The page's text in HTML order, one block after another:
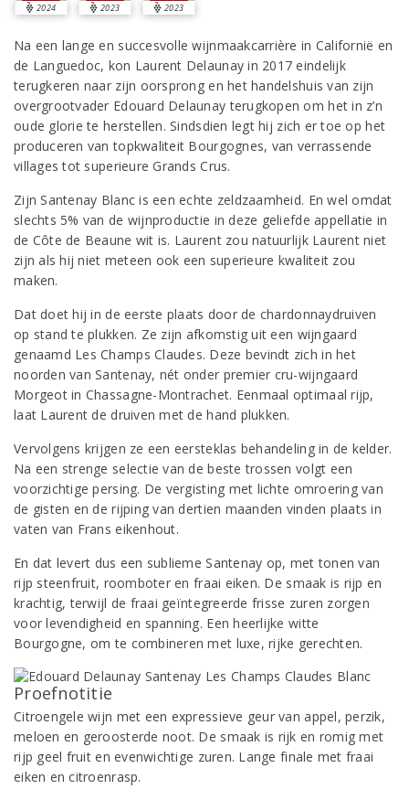
2024 2023 2023
Na een lange en succesvolle wijnmaakcarrière in Californië en
de Languedoc, kon Laurent Delaunay in 2017 eindelijk
terugkeren naar zijn oorsprong en het handelshuis van zijn
overgrootvader Edouard Delaunay terugkopen om het in z’n
oude glorie te herstellen. Sindsdien legt hij zich er toe op het
produceren van topkwaliteit Bourgognes, van verrassende
villages tot superieure Grands Crus.
Zijn Santenay Blanc is een echte zeldzaamheid. En wel omdat
slechts 5% van de wijnproductie in deze geliefde appellatie in
de Côte de Beaune wit is. Laurent zou natuurlijk Laurent niet
zijn als hij niet meteen ook een superieure kwaliteit zou
maken.
Dat doet hij in de eerste plaats door de chardonnaydruiven
op stand te plukken. Ze zijn afkomstig uit een wijngaard
genaamd Les Champs Claudes. Deze bevindt zich in het
noorden van Santenay, nét onder premier cru-wijngaard
Morgeot in Chassagne-Montrachet. Eenmaal optimaal rijp,
laat Laurent de druiven met de hand plukken.
Vervolgens krijgen ze een eersteklas behandeling in de kelder.
Na een strenge selectie van de beste trossen volgt een
voorzichtige persing. De vergisting met lichte omroering van
de gisten en de rijping van dertien maanden vinden plaats in
vaten van Frans eikenhout.
En dat levert dus een sublieme Santenay op, met tonen van
rijp steenfruit, roomboter en fraai eiken. De smaak is rijp en
krachtig, terwijl de fraai geïntegreerde frisse zuren zorgen
voor levendigheid en spanning. Een heerlijke witte
Bourgogne, om te combineren met luxe, rijke gerechten.
Proefnotitie
Citroengele wijn met een expressieve geur van appel, perzik,
meloen en geroosterde noot. De smaak is rijk en romig met
rijp geel fruit en evenwichtige zuren. Lange finale met fraai
eiken en citroenrasp.